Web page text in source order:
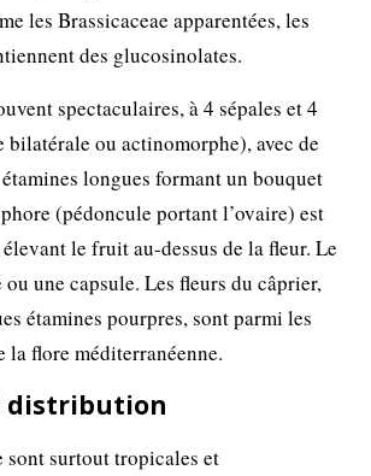
les Brassicaceae apparentées, les
des glucosinolates.
spectaculaires, à 4 sépales et 4
bilatérale ou actinomorphe), avec de
longues formant un bouquet
(pédoncule portant l’ovaire) est
le fruit au-dessus de la fleur. Le
une capsule. Les fleurs du câprier,
étamines pourpres, sont parmi les
la flore méditerranéenne.
distribution
sont surtout tropicales et